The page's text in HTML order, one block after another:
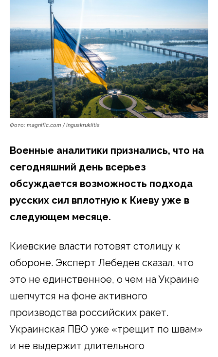
Фото: magnific.com / inguskruklitis
Военные аналитики признались, что на
сегодняшний день всерьез
обсуждается возможность подхода
русских сил вплотную к Киеву уже в
следующем месяце.
Киевские власти готовят столицу к
обороне. Эксперт Лебедев сказал, что
это не единственное, о чем на Украине
шепчутся на фоне активного
производства российских ракет.
Украинская ПВО уже «трещит по швам»
и не выдержит длительного